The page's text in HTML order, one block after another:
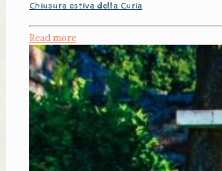
Chiusura estiva della Curia
Read more